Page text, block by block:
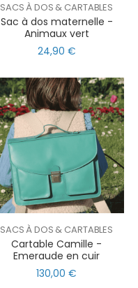
SACS À DOS & CARTABLES
Sac à dos maternelle -
Animaux vert
24,90 €
SACS À DOS & CARTABLES
Cartable Camille -
Emeraude en cuir
130,00 €